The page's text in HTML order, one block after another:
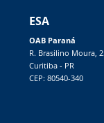
ESA
OAB Paraná
R. Brasilino Moura,
Curitiba - PR
CEP: 80540-340